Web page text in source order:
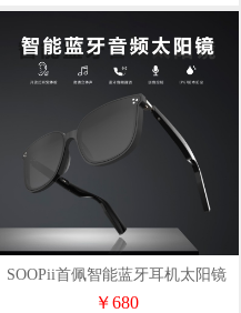
SOOPii首佩智能蓝牙耳机太阳镜
SE08
￥680